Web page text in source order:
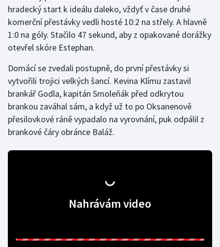
Futsal
Golf
Gymnastika
Házená
Jezdectví
Judo
Lyže a snowboard
hradecký start k ideálu daleko, vždyť v čase druhé
komerční přestávky vedli hosté 10:2 na střely. A hlavně
1:0 na góly. Stačilo 47 sekund, aby z opakované dorážky
otevřel skóre Estephan.
Domácí se zvedali postupně, do první přestávky si
vytvořili trojici velkých šancí. Kevina Klímu zastavil
brankář Godla, kapitán Smoleňák před odkrytou
brankou zaváhal sám, a když už to po Oksanenově
přesilovkové ráně vypadalo na vyrovnání, puk odpálil z
brankové čáry obránce Baláž.
Nahrávám video